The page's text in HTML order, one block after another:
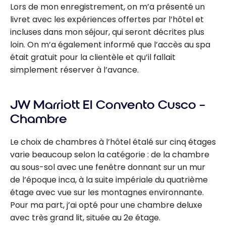
Lors de mon enregistrement, on m’a présenté un
livret avec les expériences offertes par l’hôtel et
incluses dans mon séjour, qui seront décrites plus
loin. On m’a également informé que l’accès au spa
était gratuit pour la clientèle et qu’il fallait
simplement réserver à l’avance.
JW Marriott El Convento Cusco –
Chambre
Le choix de chambres à l’hôtel étalé sur cinq étages
varie beaucoup selon la catégorie : de la chambre
au sous-sol avec une fenêtre donnant sur un mur
de l’époque inca, à la suite impériale du quatrième
étage avec vue sur les montagnes environnante.
Pour ma part, j’ai opté pour une chambre deluxe
avec très grand lit, située au 2e étage.